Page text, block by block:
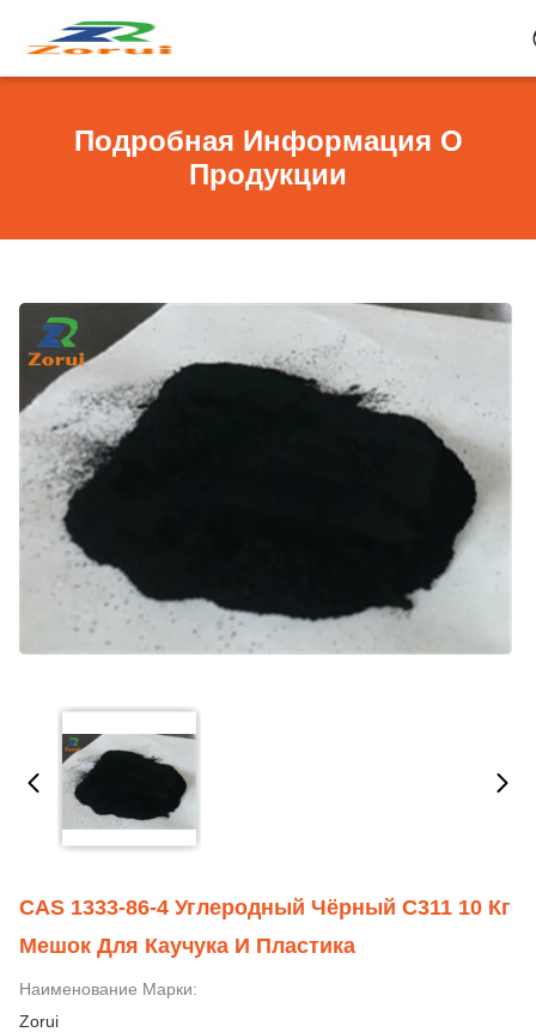
Подробная Информация О
Продукции
CAS 1333-86-4 Углеродный Чёрный C311 10 Кг
Мешок Для Каучука И Пластика
Наименование Марки:
Zorui